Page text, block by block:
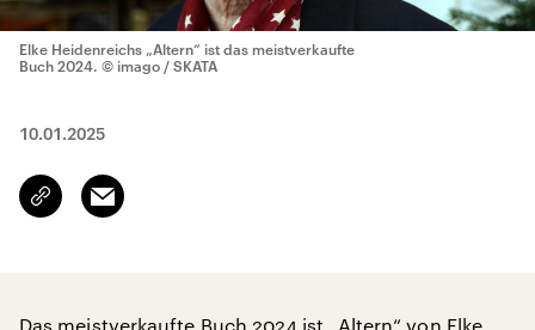
Elke Heidenreichs „Altern“ ist das meistverkaufte
Buch 2024. © imago / SKATA
10.01.2025
Link
kopieren/teilen
Email
Das meistverkaufte Buch 2024 ist „Altern“ von Elke